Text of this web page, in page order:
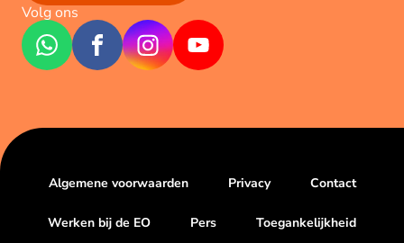
Volg ons
Algemene voorwaarden Privacy Contact
Werken bij de EO Pers Toegankelijkheid